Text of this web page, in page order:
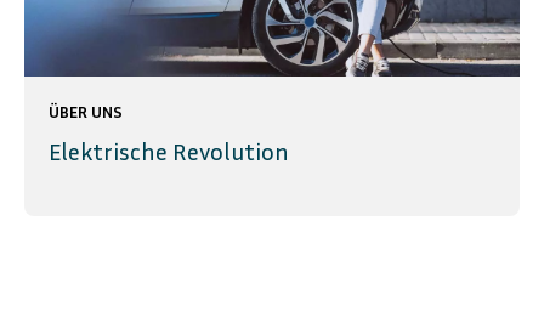
ÜBER UNS
Elektrische Revolution